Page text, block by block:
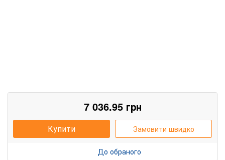
7 036.95грн
Купити Замовити швидко
До обраного